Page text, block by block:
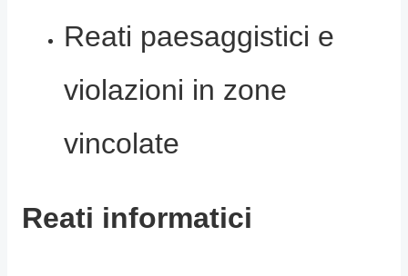
Reati paesaggistici e
violazioni in zone
vincolate
Reati informatici